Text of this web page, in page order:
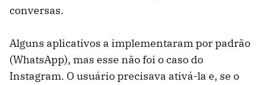
conversas.
Alguns aplicativos a implementaram por padrão
(WhatsApp), mas esse não foi o caso do
Instagram. O usuário precisava ativá-la e, se o